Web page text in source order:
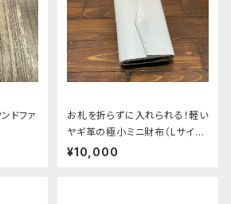
ドファ
お札を折らずに入れられる！軽い
ヤギ革の極小ミニ財布（Lサイ
ズ）
¥10,000